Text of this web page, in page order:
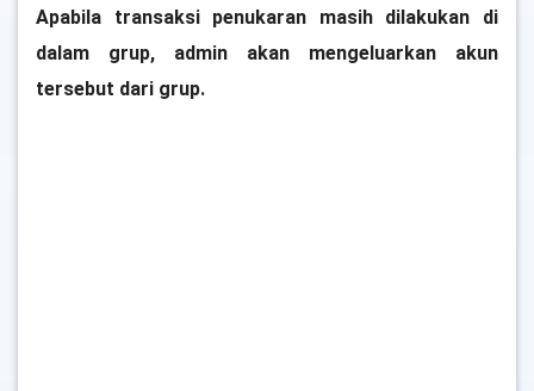
Apabila transaksi penukaran masih dilakukan di
dalam grup, admin akan mengeluarkan akun
tersebut dari grup.